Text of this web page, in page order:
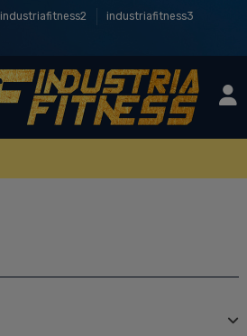
industriafitness2 industriafitness3